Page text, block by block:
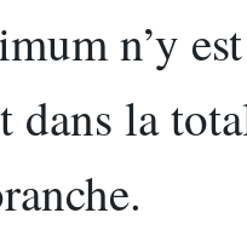
n’y
dans la